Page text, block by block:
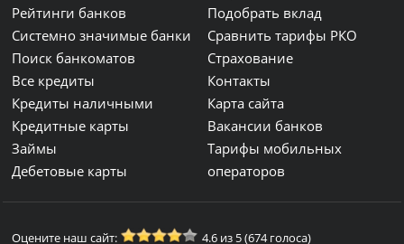
Рейтинги банков
Системно значимые банки
Поиск банкоматов
Все кредиты
Кредиты наличными
Кредитные карты
Займы
Дебетовые карты
Подобрать вклад
Сравнить тарифы РКО
Страхование
Контакты
Карта сайта
Вакансии банков
Тарифы мобильных
операторов
Оцените наш сайт: 4.6 из 5 (674 голоса)